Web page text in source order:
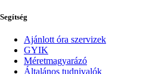
Segítség
Ajánlott óra szervizek
GYIK
Méretmagyarázó
Általános tudnivalók